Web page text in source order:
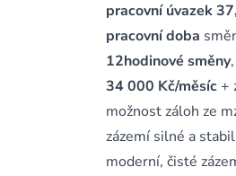
pracovní úvazek
pracovní doba
12hodinové směny
34 000 Kč/měsíc +
možnost záloh ze
zázemí silné a
moderní, čisté